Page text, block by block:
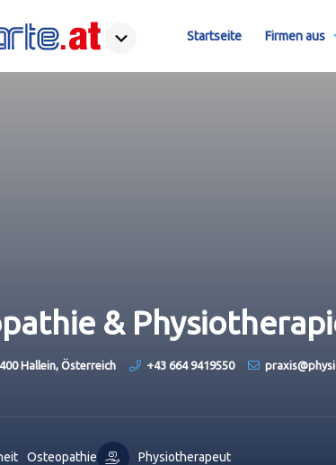
Startseite Firmen aus
&
Hallein, Österreich +43 664 9419550
Osteopathie Physiotherapeut